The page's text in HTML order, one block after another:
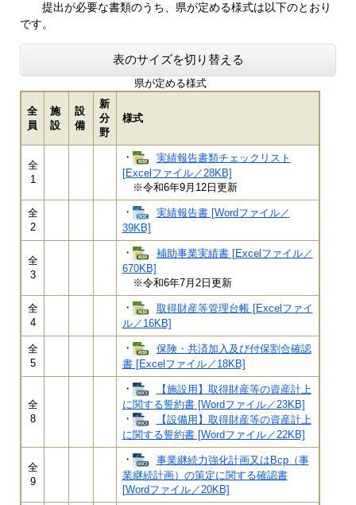
提出が必要な書類のうち、県が定める様式は以下のとおり
です。
表のサイズを切り替える
県が定める様式
全
員
施
設
設
備
新
分
野
様式
全
1
・
実績報告書類チェックリスト
[Excelファイル／28KB]
※令和6年9月12日更新​​
全
2
・
実績報告書 [Wordファイル／
39KB]
全
3
・
補助事業実績書 [Excelファイル／
670KB]
※令和6年7月2日更新​
全
4
・
取得財産等管理台帳 [Excelファイ
ル／16KB]
全
5
・
保険・共済加入及び付保割合確認
書 [Excelファイル／18KB]
全
8
・
【施設用】取得財産等の資産計上
に関する誓約書 [Wordファイル／23KB]
・
【設備用】取得財産等の資産計上
に関する誓約書 [Wordファイル／22KB]
全
9
・
事業継続力強化計画又はBcp（事
業継続計画）の策定に関する確認書
[Wordファイル／20KB]